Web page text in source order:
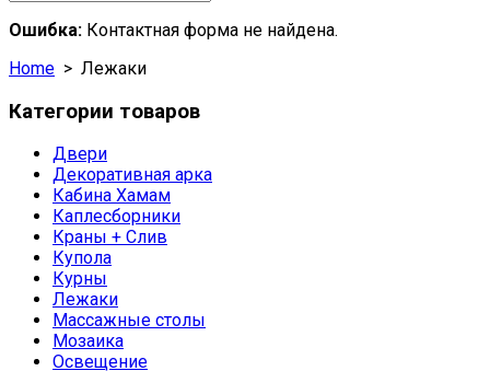
Ошибка: Контактная форма не найдена.
Home > Лежаки
Категории товаров
Двери
Декоративная арка
Кабина Хамам
Каплесборники
Краны + Слив
Купола
Курны
Лежаки
Массажные столы
Мозаика
Освещение